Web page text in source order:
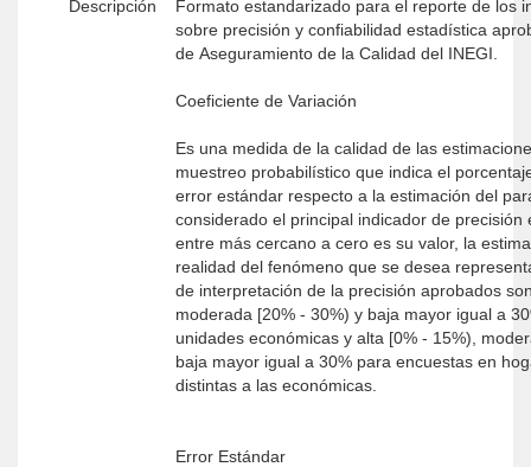
Descripción
Formato estandarizado para el reporte de los
sobre precisión y confiabilidad estadística
de Aseguramiento de la Calidad del INEGI.
Coeficiente de Variación
Es una medida de la calidad de las
muestreo probabilístico que indica el
error estándar respecto a la estimación del
considerado el principal indicador de precisión
entre más cercano a cero es su valor, la
realidad del fenómeno que se desea
de interpretación de la precisión aprobados
moderada [20% - 30%) y baja mayor igual a
unidades económicas y alta [0% - 15%),
baja mayor igual a 30% para encuestas en
distintas a las económicas.
Error Estándar